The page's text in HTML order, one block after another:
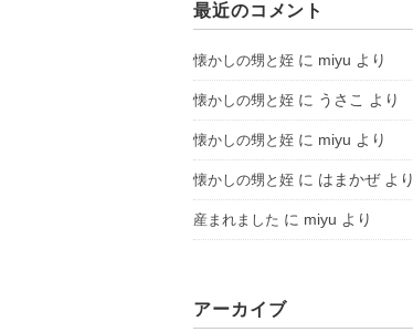
最近のコメント
懐かしの甥と姪 に miyu より
懐かしの甥と姪 に うさこ より
懐かしの甥と姪 に miyu より
懐かしの甥と姪 に はまかぜより
産まれました に miyu より
アーカイブ